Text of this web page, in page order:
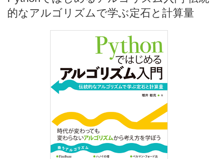
的なアルゴリズムで学ぶ定石と計算量